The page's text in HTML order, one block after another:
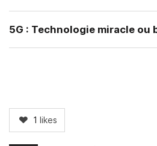
5G : Technologie miracle ou
1 likes